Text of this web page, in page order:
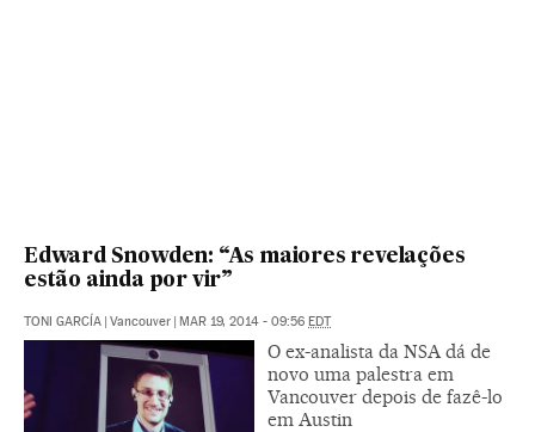
Edward Snowden: “As maiores revelações
estão ainda por vir”
TONI GARCÍA | Vancouver | MAR 19, 2014 - 09:56 EDT
O ex-analista da NSA dá de
novo uma palestra em
Vancouver depois de fazê-lo
em Austin